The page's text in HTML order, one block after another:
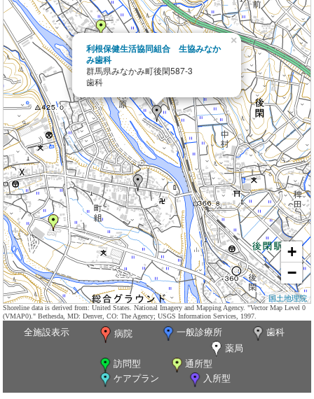
利根保健生活協同組合 生協みなか
み歯科
群馬県みなかみ町後閑587-3
歯科
×
+
−
国土地理院
Shoreline data is derived from: United States. National Imagery and Mapping Agency. "Vector Map Level 0
(VMAP0)." Bethesda, MD: Denver, CO: The Agency; USGS Information Services, 1997.
全施設表示 病院 一般診療所
歯科
薬局
訪問型
通所型
ケアプラン
入所型